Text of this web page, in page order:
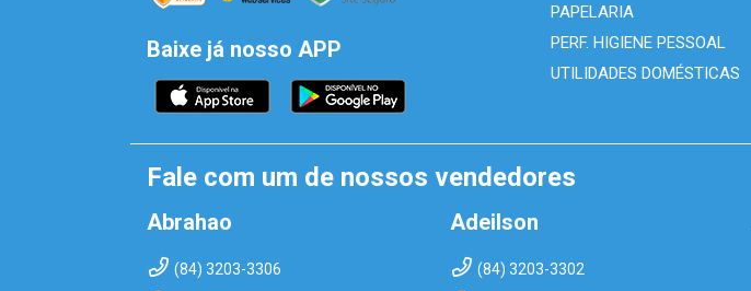
Baixe já nosso APP
PAPELARIA
PERF. HIGIENE PESSOAL
UTILIDADES DOMÉSTICAS
Fale com um de nossos vendedores
Abrahao
(84) 3203-3306
Adeilson
(84) 3203-3302